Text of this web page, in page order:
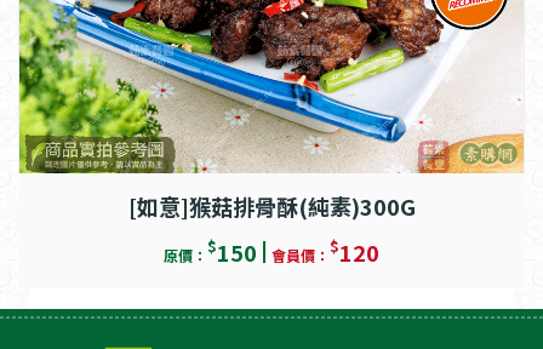
[如意]猴菇排骨酥(純素)300G
原價： $150 會員價： $120